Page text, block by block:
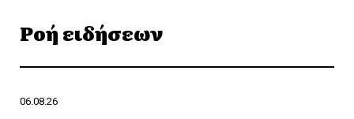
Ροή ειδήσεων
06.08.26